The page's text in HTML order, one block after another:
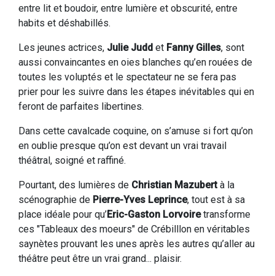
entre lit et boudoir, entre lumière et obscurité, entre
habits et déshabillés.
Les jeunes actrices, Julie Judd et Fanny Gilles, sont
aussi convaincantes en oies blanches qu’en rouées de
toutes les voluptés et le spectateur ne se fera pas
prier pour les suivre dans les étapes inévitables qui en
feront de parfaites libertines.
Dans cette cavalcade coquine, on s’amuse si fort qu’on
en oublie presque qu’on est devant un vrai travail
théâtral, soigné et raffiné.
Pourtant, des lumières de Christian Mazubertà la
scénographie de Pierre-Yves Leprince, tout est à sa
place idéale pour qu’Eric-Gaston Lorvoiretransforme
ces "Tableaux des moeurs" de Crébilllon en véritables
saynètes prouvant les unes après les autres qu’aller au
théâtre peut être un vrai grand... plaisir.